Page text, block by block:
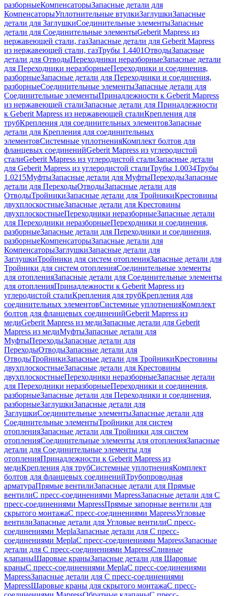
разборныеКомпенсаторыЗапасные детали для
КомпенсаторыУплотнительные втулкиЗаглушкиЗапасные
детали для ЗаглушкиСоединительные элементыЗапасные
детали для Соединительные элементыGeberit Mapress из
нержавеющей стали, газЗапасные детали для Geberit Mapress
из нержавеющей стали, газТрубы 1.4401ОтводыЗапасные
детали для ОтводыПереходники неразборныеЗапасные детали
для Переходники неразборныеПереходники и соединения,
разборныеЗапасные детали для Переходники и соединения,
разборныеСоединительные элементыЗапасные детали для
Соединительные элементыПринадлежности к Geberit Mapress
из нержавеющей сталиЗапасные детали для Принадлежности
к Geberit Mapress из нержавеющей сталиКрепления для
трубКрепления для соединительных элементовЗапасные
детали для Крепления для соединительных
элементовСистемные уплотненияКомплект болтов для
фланцевых соединенийGeberit Mapress из углеродистой
сталиGeberit Mapress из углеродистой сталиЗапасные детали
для Geberit Mapress из углеродистой сталиТрубы 1.0034Трубы
1.0215МуфтыЗапасные детали для МуфтыПереходыЗапасные
детали для ПереходыОтводыЗапасные детали для
ОтводыТройникиЗапасные детали для ТройникиКрестовины
двухплоскостныеЗапасные детали для Крестовины
двухплоскостныеПереходники неразборныеЗапасные детали
для Переходники неразборныеПереходники и соединения,
разборныеЗапасные детали для Переходники и соединения,
разборныеКомпенсаторыЗапасные детали для
КомпенсаторыЗаглушкиЗапасные детали для
ЗаглушкиТройники для систем отопленияЗапасные детали для
Тройники для систем отопленияСоединительные элементы
для отопленияЗапасные детали для Соединительные элементы
для отопленияПринадлежности к Geberit Mapress из
углеродистой сталиКрепления для трубКрепления для
соединительных элементовСистемные уплотненияКомплект
болтов для фланцевых соединенийGeberit Mapress из
медиGeberit Mapress из медиЗапасные детали для Geberit
Mapress из медиМуфтыЗапасные детали для
МуфтыПереходыЗапасные детали для
ПереходыОтводыЗапасные детали для
ОтводыТройникиЗапасные детали для ТройникиКрестовины
двухплоскостныеЗапасные детали для Крестовины
двухплоскостныеПереходники неразборныеЗапасные детали
для Переходники неразборныеПереходники и соединения,
разборныеЗапасные детали для Переходники и соединения,
разборныеЗаглушкиЗапасные детали для
ЗаглушкиСоединительные элементыЗапасные детали для
Соединительные элементыТройники для систем
отопленияЗапасные детали для Тройники для систем
отопленияСоединительные элементы для отопленияЗапасные
детали для Соединительные элементы для
отопленияПринадлежности к Geberit Mapress из
медиКрепления для трубСистемные уплотненияКомплект
болтов для фланцевых соединенийТрубопроводная
арматураПрямые вентилиЗапасные детали для Прямые
вентилиС пресс-соединениями MapressЗапасные детали для С
пресс-соединениями MapressПрямые запорные вентили для
скрытого монтажаС пресс-соединениями MapressУгловые
вентилиЗапасные детали для Угловые вентилиС пресс-
соединениями MeplaЗапасные детали для С пресс-
соединениями MeplaС пресс-соединениями MapressЗапасные
детали для С пресс-соединениями MapressСливные
клапаныШаровые краныЗапасные детали для Шаровые
краныС пресс-соединениями MeplaС пресс-соединениями
MapressЗапасные детали для С пресс-соединениями
MapressШаровые краны для скрытого монтажаС пресс-